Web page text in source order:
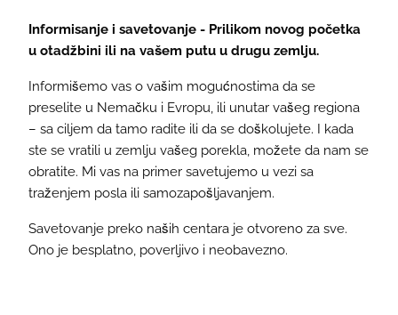
Informisanje i savetovanje - Prilikom novog početka
u otadžbini ili na vašem putu u drugu zemlju.
Informišemo vas o vašim mogućnostima da se
preselite u Nemačku i Evropu, ili unutar vašeg regiona
– sa ciljem da tamo radite ili da se doškolujete. I kada
ste se vratili u zemlju vašeg porekla, možete da nam se
obratite. Mi vas na primer savetujemo u vezi sa
traženjem posla ili samozapošljavanjem.
Savetovanje preko naših centara je otvoreno za sve.
Ono je besplatno, poverljivo i neobavezno.